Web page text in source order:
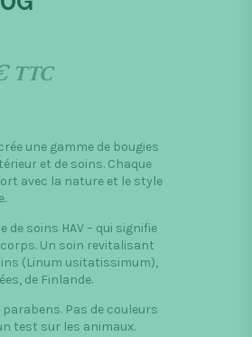
TTC
une gamme de bougies
et de soins. Chaque
avec la nature et le style
soins HAV – qui signifie
Un soin revitalisant
(Linum usitatissimum),
de Finlande.
Pas de couleurs
test sur les animaux.